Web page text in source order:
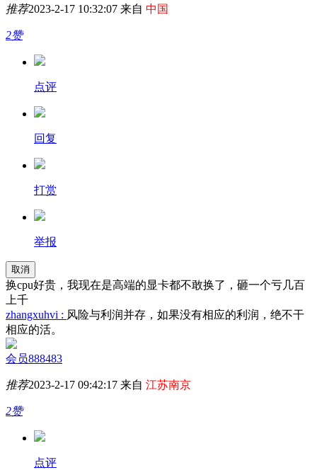
推荐2023-2-17 10:32:07 来自 中国
2赞
点评
回复
打赏
举报
取消
换cpu好贵，我现在是高端的显卡都不敢换了，砸一个亏几百
上千
zhangxuhvi : 风险与利润并存，如果没有相应的利润，绝不干
相应的活。
会员888483
推荐2023-2-17 09:42:17 来自 江苏南京
2赞
点评